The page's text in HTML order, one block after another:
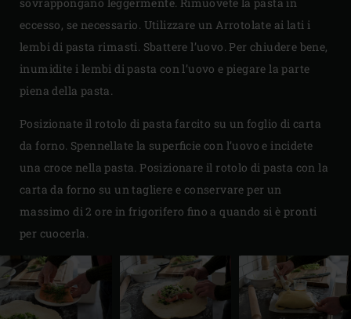
eccesso, se necessario. Utilizzare un Arrotolate ai lati i
lembi di pasta rimasti. Sbattere l’uovo. Per chiudere bene,
inumidite i lembi di pasta con l’uovo e piegare la parte
piena della pasta.
Posizionate il rotolo di pasta farcito su un foglio di carta
da forno. Spennellate la superficie con l’uovo e incidete
una croce nella pasta. Posizionare il rotolo di pasta con la
carta da forno su un tagliere e conservare per un
massimo di 2 ore in frigorifero fino a quando si è pronti
per cuocerla.